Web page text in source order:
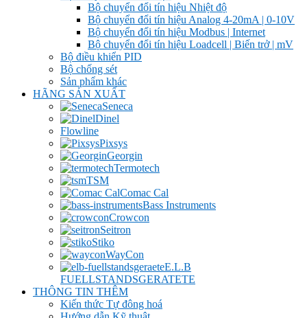
Bộ chuyển đổi tín hiệu Nhiệt độ
Bộ chuyển đổi tín hiệu Analog 4-20mA | 0-10V
Bộ chuyển đổi tín hiệu Modbus | Internet
Bộ chuyển đổi tín hiệu Loadcell | Biến trở | mV
Bộ điều khiển PID
Bộ chống sét
Sản phẩm khác
HÃNG SẢN XUẤT
Seneca
Dinel
Flowline
Pixsys
Georgin
Termotech
TSM
Comac Cal
Bass Instruments
Crowcon
Seitron
Stiko
WayCon
E.L.B
FUELLSTANDSGERATETE
THÔNG TIN THÊM
Kiến thức Tự đông hoá